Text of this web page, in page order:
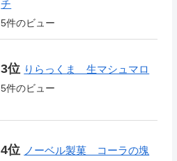
チ
5件のビュー
りらっくま 生マシュマロ
5件のビュー
ノーベル製菓 コーラの塊